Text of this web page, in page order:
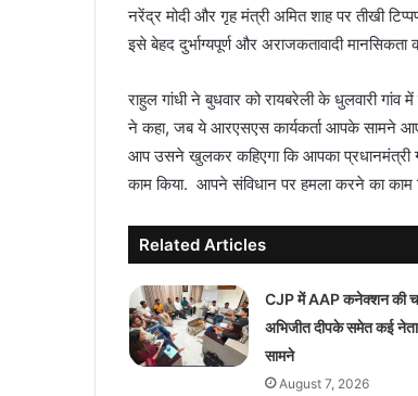
नरेंद्र मोदी और गृह मंत्री अमित शाह पर तीखी
इसे बेहद दुर्भाग्यपूर्ण और अराजकतावादी मानसिकता
राहुल गांधी ने बुधवार को रायबरेली के धुलवारी गांव
ने कहा, जब ये आरएसएस कार्यकर्ता आपके सामने
आप उसने खुलकर कहिएगा कि आपका प्रधानमंत्री
काम किया. आपने संविधान पर हमला करने का
Related Articles
CJP में AAP कनेक्शन की
अभिजीत दीपके समेत कई
सामने
August 7, 2026